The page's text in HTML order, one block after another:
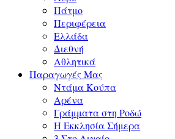
Πάτμο
Περιφέρεια
Ελλάδα
Διεθνή
Αθλητικά
Παραγωγές Μας
Ντάμα Κούπα
Αρένα
Γράμματα στη Ροδώ
Η Εκκλησία Σήμερα